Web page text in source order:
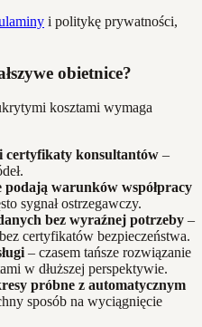
i politykę prywatności,
obietnice?
kosztami wymaga
i certyfikaty konsultantów –
warunków współpracy
sygnał ostrzegawczy.
bez wyraźnej potrzeby –
certyfikatów bezpieczeństwa.
– czasem tańsze rozwiązanie
w dłuższej perspektywie.
próbne z automatycznym
sposób na wyciągnięcie